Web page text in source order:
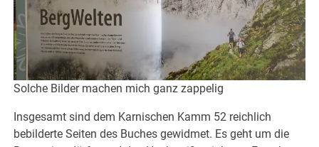
Solche Bilder machen mich ganz zappelig
Insgesamt sind dem Karnischen Kamm 52 reichlich
bebilderte Seiten des Buches gewidmet. Es geht um die